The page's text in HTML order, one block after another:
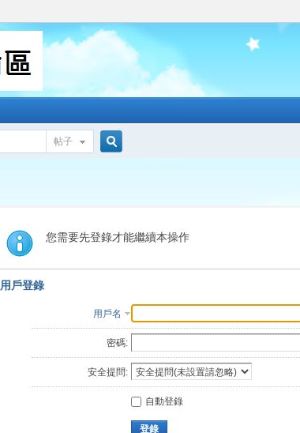
帖子
索
您需要先登錄才能繼續本操作
用戶登錄
用戶名
密碼:
安全提問:
自動登錄
登錄